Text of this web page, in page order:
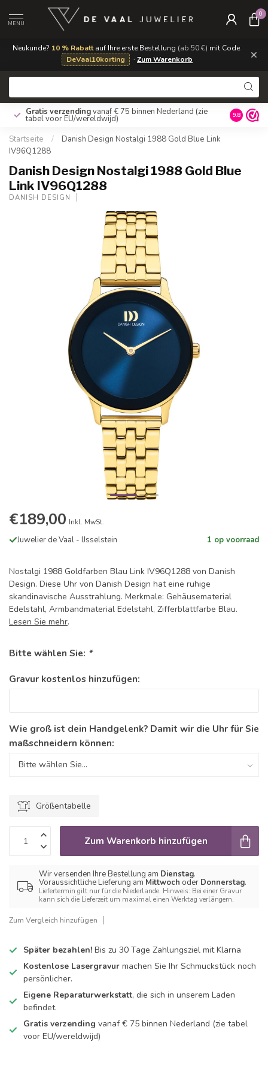
Neukunde? 10 % Rabattauf Ihre erste Bestellung (ab 50 €) mit Code
DeVaal10korting
· Zum Warenkorb ×
MENU
0
Gratis verzendingvanaf € 75 binnen Nederland (zie
tabel voor EU/wereldwijd) 9.8
Startseite /
Danish Design Nostalgi 1988 Gold Blue Link
IV96Q1288
Danish Design Nostalgi 1988 Gold Blue
Link IV96Q1288
DANISH DESIGN
€189,00 Inkl. MwSt.
Juwelier de Vaal - IJsselstein 1 op voorraad
Nostalgi 1988 Goldfarben Blau Link IV96Q1288 von Danish
Design. Diese Uhr von Danish Design hat eine ruhige
skandinavische Ausstrahlung. Merkmale: Gehäusematerial
Edelstahl, Armbandmaterial Edelstahl, Zifferblattfarbe Blau.
Lesen Sie mehr.
Bitte wählen Sie: *
Gravur kostenlos hinzufügen:
Wie groß ist dein Handgelenk? Damit wir die Uhr für Sie
maßschneidern können:
Größentabelle
Zum Warenkorb hinzufügen
Wir versenden Ihre Bestellung am Dienstag.
Voraussichtliche Lieferung am Mittwoch oder Donnerstag.
Liefertermin gilt nur für die Niederlande. Hinweis: Bei einer Gravur
kann sich die Lieferzeit um maximal einen Werktag verlängern.
Zum Vergleich hinzufügen
Später bezahlen! Bis zu 30 Tage Zahlungsziel mit Klarna
Kostenlose Lasergravur machen Sie Ihr Schmuckstück noch
persönlicher.
Eigene Reparaturwerkstatt, die sich in unserem Laden
befindet.
Gratis verzending vanaf € 75 binnen Nederland (zie tabel
voor EU/wereldwijd)